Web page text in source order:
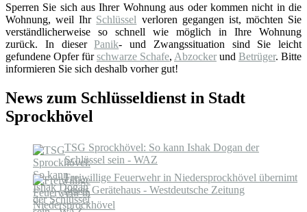
Sperren Sie sich aus Ihrer Wohnung aus oder kommen nicht in die
Wohnung, weil Ihr Schlüssel verloren gegangen ist, möchten Sie
verständlicherweise so schnell wie möglich in Ihre Wohnung
zurück. In dieserPanik- und Zwangssituation sind Sie leicht
gefundene Opfer fürschwarze Schafe, Abzocker und Betrüger. Bitte
informieren Sie sich deshalb vorher gut!
News zum Schlüsseldienst in Stadt
Sprockhövel
TSG Sprockhövel: So kann Ishak Dogan der
Schlüssel sein - WAZ
Freiwillige Feuerwehr in Niedersprockhövel übernimt
neues Gerätehaus - Westdeutsche Zeitung